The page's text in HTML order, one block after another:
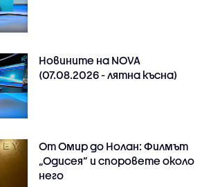
Новините на NOVA
(07.08.2026 - лятна късна)
От Омир до Нолан: Филмът
„Одисея” и споровете около
него